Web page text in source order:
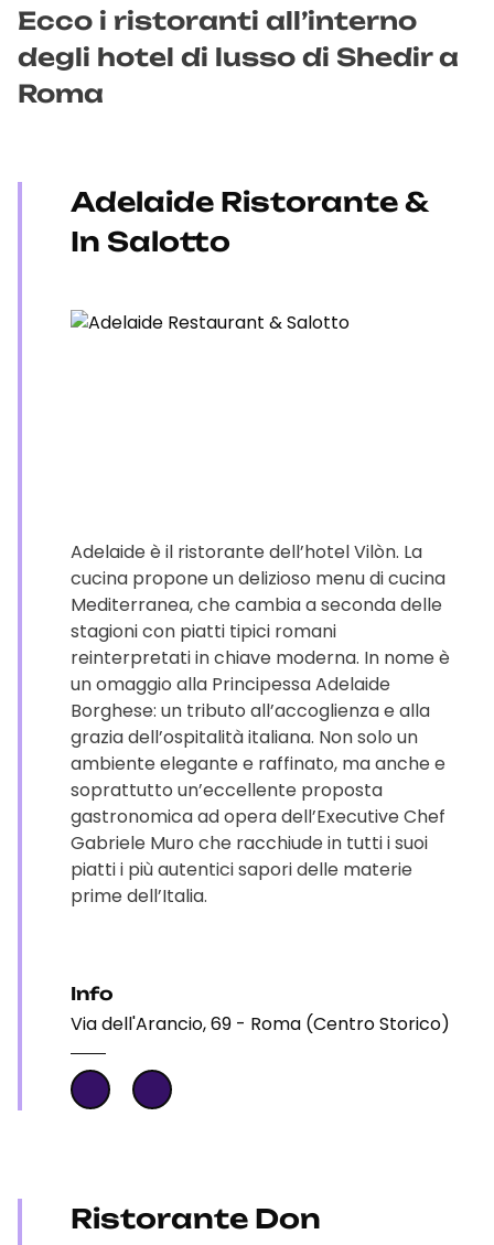
Ecco i ristoranti all’interno
degli hotel di lusso di Shedir a
Roma
Adelaide Ristorante &
In Salotto
Adelaide è il ristorante dell’hotel Vilòn. La
cucina propone un delizioso menu di cucina
Mediterranea, che cambia a seconda delle
stagioni con piatti tipici romani
reinterpretati in chiave moderna. In nome è
un omaggio alla Principessa Adelaide
Borghese: un tributo all’accoglienza e alla
grazia dell’ospitalità italiana. Non solo un
ambiente elegante e raffinato, ma anche e
soprattutto un’eccellente proposta
gastronomica ad opera dell’Executive Chef
Gabriele Muro che racchiude in tutti i suoi
piatti i più autentici sapori delle materie
prime dell’Italia.
Info
Via dell'Arancio, 69 - Roma (Centro Storico)
Ristorante Don